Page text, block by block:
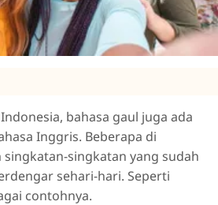
bahasa gaul juga ada
Inggris. Beberapa di
singkatan yang sudah
sehari-hari. Seperti
contohnya.